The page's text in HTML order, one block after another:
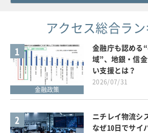
アクセス総合ラ
1
金融政策
金融庁も認める
域”、地銀・信
い支援とは？
2026/07/31
2
ニチレイ物流シ
なぜ10日でサイ